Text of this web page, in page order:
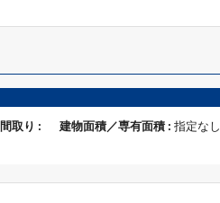
間取り : 建物面積／専有面積 : 指定なし